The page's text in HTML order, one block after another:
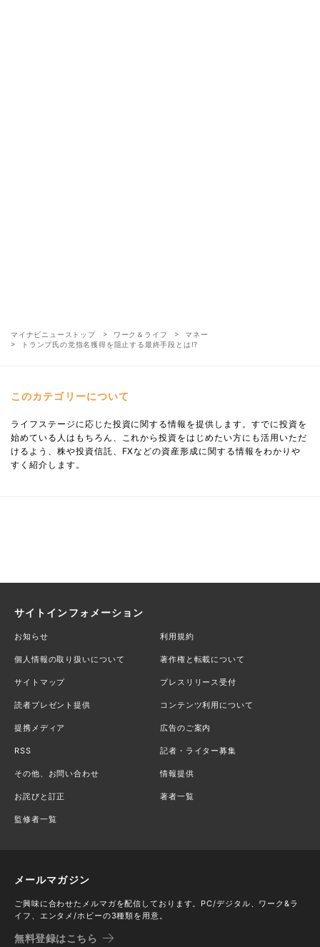
マイナビニューストップ ワーク＆ライフ
マネー
トランプ氏の党指名獲得を阻止する最終手段とは!?
このカテゴリーについて
ライフステージに応じた投資に関する情報を提供します。すでに投資を
始めている人はもちろん、これから投資をはじめたい方にも活用いただ
けるよう、株や投資信託、FXなどの資産形成に関する情報をわかりや
すく紹介します。
サイトインフォメーション
お知らせ 利用規約
個人情報の取り扱いについて 著作権と転載について
サイトマップ プレスリリース受付
読者プレゼント提供 コンテンツ利用について
提携メディア 広告のご案内
RSS 記者・ライター募集
その他、お問い合わせ 情報提供
お詫びと訂正 著者一覧
監修者一覧
メールマガジン
ご興味に合わせたメルマガを配信しております。PC/デジタル、ワーク&ラ
イフ、エンタメ/ホビーの3種類を用意。
無料登録はこちら